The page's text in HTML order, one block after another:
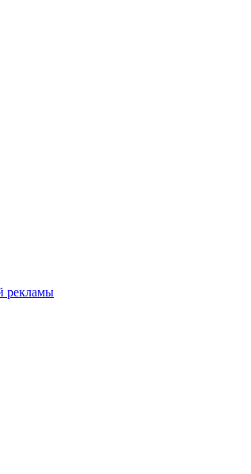
рекламы